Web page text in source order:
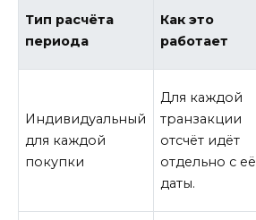
Тип расчёта
периода
Как это
работает
Индивидуальный
для каждой
покупки
Для каждой
транзакции
отсчёт идёт
отдельно с её
даты.